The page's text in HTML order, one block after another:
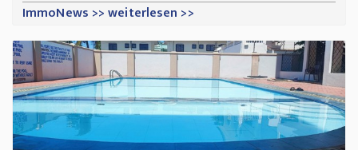
ImmoNews >> weiterlesen >>